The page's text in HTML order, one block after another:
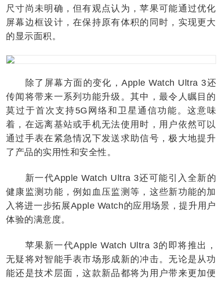
尺寸尚未明确，但有观点认为，苹果可能通过优化
屏幕边框设计，在保持原有体积的同时，实现更大
的显示面积。
除了屏幕方面的变化，Apple Watch Ultra 3还
传闻将带来一系列功能升级。其中，最令人瞩目的
莫过于首次支持5G网络和卫星通信功能。这意味
着，在远离基站或手机无法使用时，用户依然可以
通过手表在紧急情况下发送求助信号，极大地提升
了产品的实用性和安全性。
新一代Apple Watch Ultra 3还可能引入全新的
健康监测功能，例如血压监测等，这些新功能的加
入将进一步拓展Apple Watch的应用场景，提升用户
体验的满意度。
苹果新一代Apple Watch Ultra 3的即将推出，
无疑将对智能手表市场形成新的冲击。无论是从功
能还是技术层面，这款新品都将为用户带来更加便